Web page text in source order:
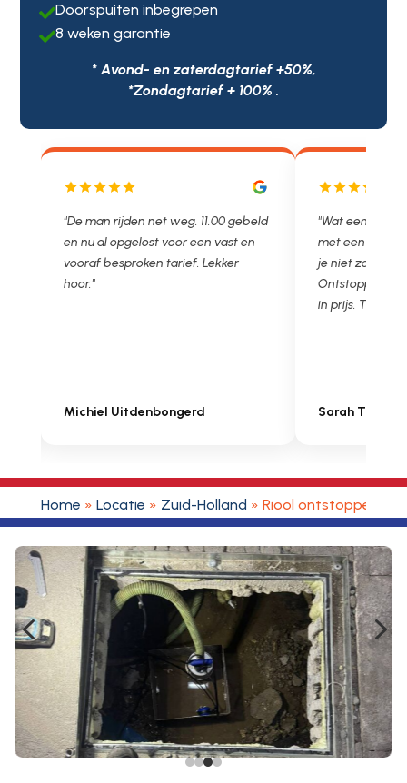
Doorspuiten inbegrepen
8 weken garantie
* Avond- en zaterdagtarief +50%,
*Zondagtarief + 100% .
"De man rijden net weg. 11.00 gebeld
en nu al opgelost voor een vast en
vooraf besproken tarief. Lekker
hoor."
Michiel Uitdenbongerd
"Wat een fijn
met een
je niet zo goed
Ontstoppen.nl
in prijs. Très
Sarah Touat
Home » Locatie » Zuid-Holland » Riool ontstoppen
4 5